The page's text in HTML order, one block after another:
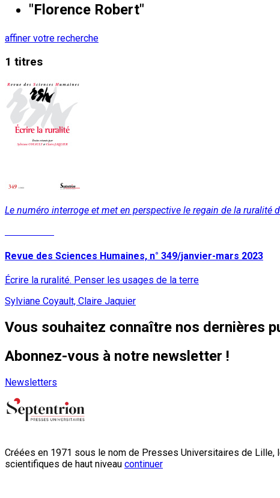
"Florence Robert"
affiner votre recherche
1 titres
Le numéro interroge et met en perspective le regain de la ruralité
Revue des Sciences Humaines, n° 349/janvier-mars 2023
Écrire la ruralité. Penser les usages de la terre
Sylviane Coyault, Claire Jaquier
Vous souhaitez connaître nos dernières
Abonnez-vous à notre newsletter !
Newsletters
Créées en 1971 sous le nom de Presses Universitaires de
scientifiques de haut niveau continuer